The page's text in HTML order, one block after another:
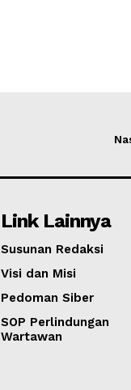
Link Lainnya
Susunan Redaksi
Visi dan Misi
Pedoman Siber
SOP Perlindungan
Wartawan